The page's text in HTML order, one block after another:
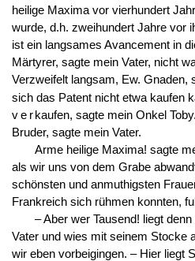
heilige Maxima vor vierhundert
wurde, d.h. zweihundert Jahre vor
ist ein langsames Avancement in
Märtyrer, sagte mein Vater, nicht
Verzweifelt langsam, Ew. Gnaden,
sich das Patent nicht etwa kaufen
ver kaufen, sagte mein Onkel
Bruder, sagte mein Vater.
Arme heilige Maxima! sagte
als wir uns von dem Grabe
schönsten und anmuthigsten
Frankreich sich rühmen konnten,
– Aber wer Tausend! liegt
Vater und wies mit seinem Stocke
wir eben vorbeigingen. – Hier liegt